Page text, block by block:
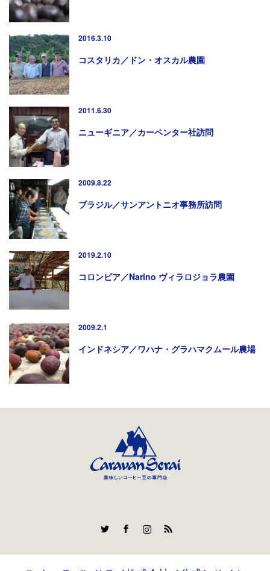
2016.3.10
コスタリカ／ドン・オスカル農園
2011.6.30
ニューギニア／カーペンター社訪問
2009.8.22
ブラジル／サンアントニオ事務所訪問
2019.2.10
コロンビア／Narino ヴィラロジョラ農園
2009.2.1
インドネシア／ワハナ・グラハマクムール農場
Instagram
RSS